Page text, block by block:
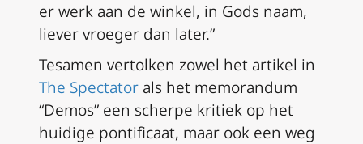
er werk aan de winkel, in Gods naam,
liever vroeger dan later.”
Tesamen vertolken zowel het artikel in
The Spectator als het memorandum
“Demos” een scherpe kritiek op het
huidige pontificaat, maar ook een weg